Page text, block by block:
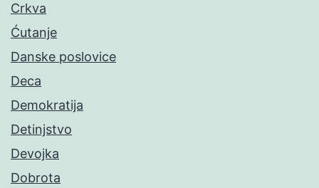
Crkva
Ćutanje
Danske poslovice
Deca
Demokratija
Detinjstvo
Devojka
Dobrota